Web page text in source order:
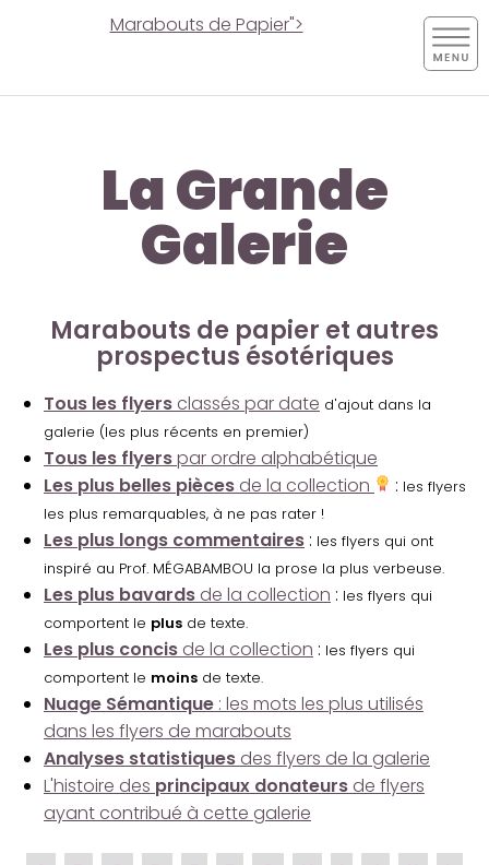
Marabouts de Papier">
La Grande
Galerie
Marabouts de papier et autres
prospectus ésotériques
Tous les flyers classés par date d'ajout dans la
galerie (les plus récents en premier)
Tous les flyerspar ordre alphabétique
Les plus belles pièces de la collection : les flyers
les plus remarquables, à ne pas rater !
Les plus longs commentaires : les flyers qui ont
inspiré au Prof. MÉGABAMBOU la prose la plus verbeuse.
Les plus bavards de la collection : les flyers qui
comportent le plus de texte.
Les plus concis de la collection : les flyers qui
comportent le moins de texte.
Nuage Sémantique : les mots les plus utilisés
dans les flyers de marabouts
Analyses statistiques des flyers de la galerie
L'histoire des principaux donateurs de flyers
ayant contribué à cette galerie